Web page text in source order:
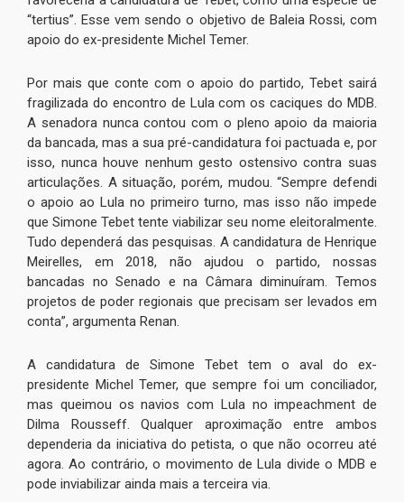
“tertius”. Esse vem sendo o objetivo de Baleia Rossi, com
apoio do ex-presidente Michel Temer.
Por mais que conte com o apoio do partido, Tebet sairá
fragilizada do encontro de Lula com os caciques do MDB.
A senadora nunca contou com o pleno apoio da maioria
da bancada, mas a sua pré-candidatura foi pactuada e, por
isso, nunca houve nenhum gesto ostensivo contra suas
articulações. A situação, porém, mudou. “Sempre defendi
o apoio ao Lula no primeiro turno, mas isso não impede
que Simone Tebet tente viabilizar seu nome eleitoralmente.
Tudo dependerá das pesquisas. A candidatura de Henrique
Meirelles, em 2018, não ajudou o partido, nossas
bancadas no Senado e na Câmara diminuíram. Temos
projetos de poder regionais que precisam ser levados em
conta”, argumenta Renan.
A candidatura de Simone Tebet tem o aval do ex-
presidente Michel Temer, que sempre foi um conciliador,
mas queimou os navios com Lula no impeachment de
Dilma Rousseff. Qualquer aproximação entre ambos
dependeria da iniciativa do petista, o que não ocorreu até
agora. Ao contrário, o movimento de Lula divide o MDB e
pode inviabilizar ainda mais a terceira via.